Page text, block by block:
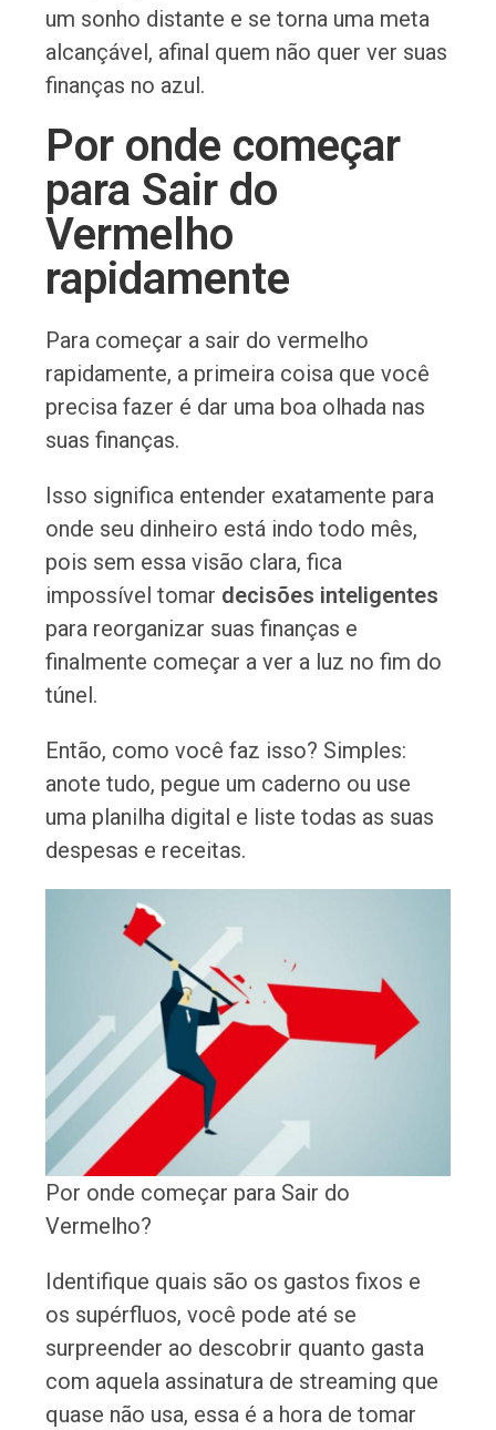
um sonho distante e se torna uma meta
alcançável, afinal quem não quer ver suas
finanças no azul.
Por onde começar
para Sair do
Vermelho
rapidamente
Para começar a sair do vermelho
rapidamente, a primeira coisa que você
precisa fazer é dar uma boa olhada nas
suas finanças.
Isso significa entender exatamente para
onde seu dinheiro está indo todo mês,
pois sem essa visão clara, fica
impossível tomar decisões inteligentes
para reorganizar suas finanças e
finalmente começar a ver a luz no fim do
túnel.
Então, como você faz isso? Simples:
anote tudo, pegue um caderno ou use
uma planilha digital e liste todas as suas
despesas e receitas.
Por onde começar para Sair do
Vermelho?
Identifique quais são os gastos fixos e
os supérfluos, você pode até se
surpreender ao descobrir quanto gasta
com aquela assinatura de streaming que
quase não usa, essa é a hora de tomar